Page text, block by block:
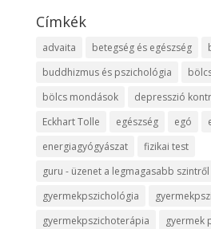
Címkék
advaita betegség és egészség
buddhizmus és pszichológia
bölcs mondások
depresszió
Eckhart Tolle
egészség egó
energiagyógyászat
fizikai test
guru - üzenet a legmagasabb szintről
gyermekpszichológia
gyermekpszichoterápia
gyermek